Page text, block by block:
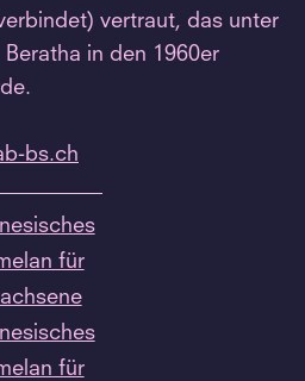
vertraut, das unter
in den 1960er
bs.ch
für
für